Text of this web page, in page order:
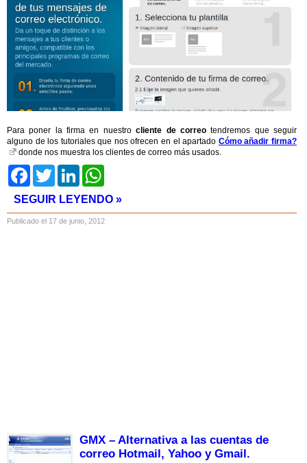
Para poner la firma en nuestrocliente de correotendremos que seguir
alguno de los tutoriales que nos ofrecen en el apartado Cómo añadir firma?
donde nos muestra los clientes de correo más usados.
FacebookTwitter LinkedIn
SEGUIR LEYENDO »
Publicado el 17 de junio, 2012
GMX – Alternativa a las cuentas de
correo Hotmail, Yahoo y Gmail.